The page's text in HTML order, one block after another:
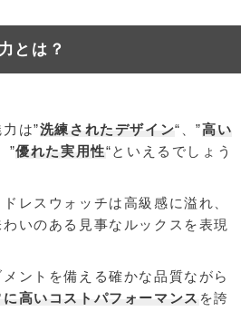
とは？
は”洗練されたデザイン“、”高い
”優れた実用性“といえるでしょう
ドレスウォッチは高級感に溢れ、
いのある見事なルックスを表現
ントを備える確かな品質ながら
に高いコストパフォーマンス を誇